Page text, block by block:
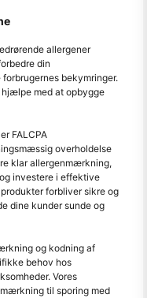
allergener
din
bekymringer.
med at opbygge
FALCPA
overholdelse
klar allergenmærkning,
investere i effektive
forbliver sikre og
dine kunder sunde og
og kodning af
behov hos
Vores
til sporing med